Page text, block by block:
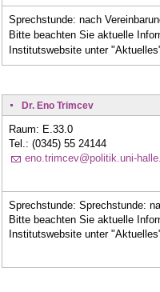
Sprechstunde: nach
Bitte beachten Sie aktuelle
Institutswebsite unter
Dr. Eno Trimcev
Raum: E.33.0
Tel.: (0345) 55 24144
eno.trimcev@politik.uni-
Sprechstunde:Sprechstunde:
Bitte beachten Sie aktuelle
Institutswebsite unter